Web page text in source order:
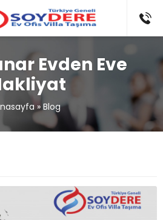
Evden Eve
» Blog